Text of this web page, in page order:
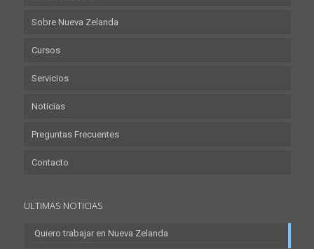
Sobre Nueva Zelanda
Cursos
Servicios
Noticias
Preguntas Frecuentes
Contacto
ULTIMAS NOTICIAS
Quiero trabajar en Nueva Zelanda